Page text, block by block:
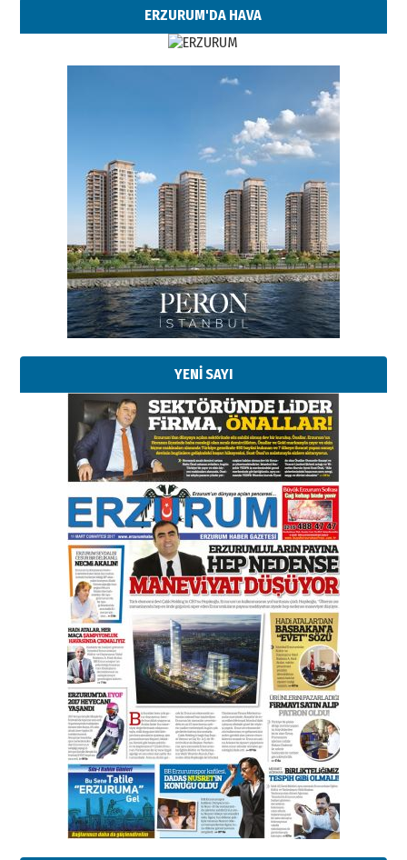
ERZURUM'DA HAVA
YENİ SAYI
Esat BİNDESEN
Başkan Sekmen’den Erzurum’a
bir vizyon proje daha!
02 Ağustos 2026 Pazar
Kadir SABUNCUOĞLU
Erzurumspor’un köşe taşları
29 Haziran 2026 Pazartesi
Kenan GÜLERCİ
Murat Şahsuvaroğlu ERKON’da
çıtayı yukarı taşırken,
yönetimdekiler aşağı
çekmemeli!
17 Şubat 2026 SalıOrhan BOZKURT
Bir fotoğraf, bir şehir, bir
gazeteci… Dizginler kimin
elinde?
31 Mart 2026 Salı
A. Berhan Yılmaz
BİR BÖLÜM DEĞİL, BİR ÖMÜR
SEÇİYORSUNUZ… “NEDEN
ATATÜRK ÜNİVERSİTESİ?”
28 Temmuz 2026 Salı
Ahmet Gökhan YAZICI
Ahmed Yesevi’den bir Alperen…
”Reisimiz” idi… Hakka yürüdü.!
26 Mart 2026 Perşembe
Cem Bakırcı
Ardında bıraktığı hatıralarıyla
gönül adamı Faruk Terzioğlu!
13 Mayıs 2026 Çarşamba
Esat BİNDESEN
Başkan Sekmen’den Erzurum’a